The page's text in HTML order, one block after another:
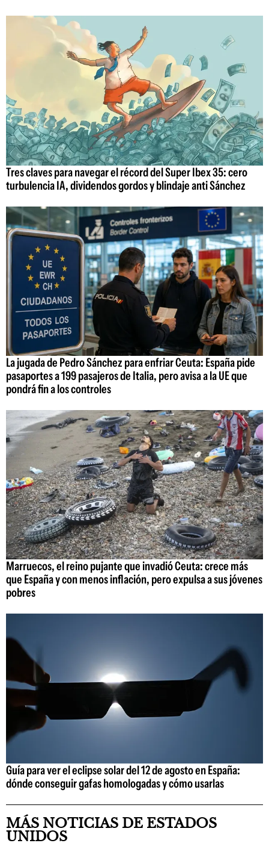
Tres claves para navegar el récord del Super Ibex 35: cero
turbulencia IA, dividendos gordos y blindaje anti Sánchez
La jugada de Pedro Sánchez para enfriar Ceuta: España pide
pasaportes a 199 pasajeros de Italia, pero avisa a la UE que
pondrá fin a los controles
Marruecos, el reino pujante que invadió Ceuta: crece más
que España y con menos inflación, pero expulsa a sus jóvenes
pobres
Guía para ver el eclipse solar del 12 de agosto en España:
dónde conseguir gafas homologadas y cómo usarlas
MÁS NOTICIAS DE ESTADOS
UNIDOS